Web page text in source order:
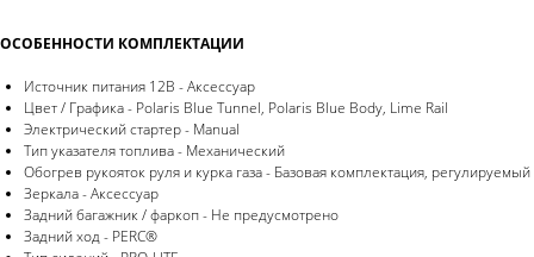
ОСОБЕННОСТИ КОМПЛЕКТАЦИИ
Источник питания 12B - Аксессуар
Цвет / Графика - Polaris Blue Tunnel, Polaris Blue Body, Lime Rail
Электрический стартер - Manual
Тип указателя топлива - Механический
Обогрев рукояток руля и курка газа - Базовая комплектация, регулируемый
Зеркала - Аксессуар
Задний багажник / фаркоп - Не предусмотрено
Задний ход - PERC®